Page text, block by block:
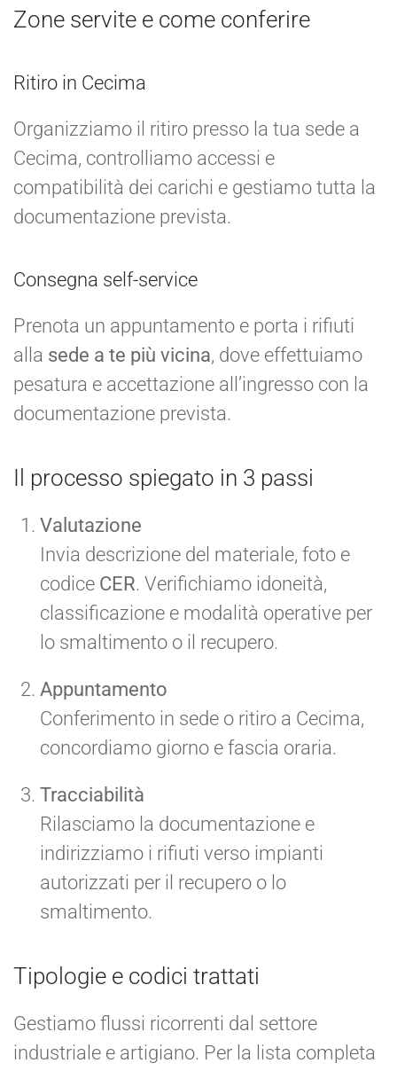
Zone servite e come conferire
Ritiro in Cecima
Organizziamo il ritiro presso la tua sede a
Cecima, controlliamo accessi e
compatibilità dei carichi e gestiamo tutta la
documentazione prevista.
Consegna self-service
Prenota un appuntamento e porta i rifiuti
alla sede a te più vicina, dove effettuiamo
pesatura e accettazione all’ingresso con la
documentazione prevista.
Il processo spiegato in 3 passi
Valutazione
Invia descrizione del materiale, foto e
codice CER. Verifichiamo idoneità,
classificazione e modalità operative per
lo smaltimento o il recupero.
Appuntamento
Conferimento in sede o ritiro a Cecima,
concordiamo giorno e fascia oraria.
Tracciabilità
Rilasciamo la documentazione e
indirizziamo i rifiuti verso impianti
autorizzati per il recupero o lo
smaltimento.
Tipologie e codici trattati
Gestiamo flussi ricorrenti dal settore
industriale e artigiano. Per la lista completa